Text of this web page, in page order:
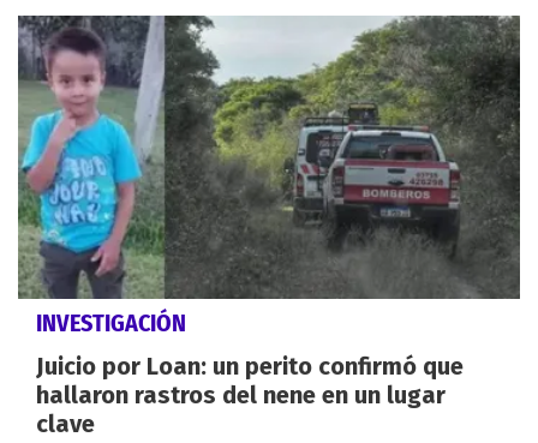
INVESTIGACIÓN
Juicio por Loan: un perito confirmó que
hallaron rastros del nene en un lugar
clave